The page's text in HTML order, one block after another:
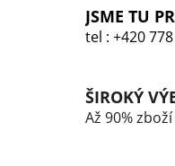
JSME TU
tel : +420
ŠIROKÝ
Až 90%